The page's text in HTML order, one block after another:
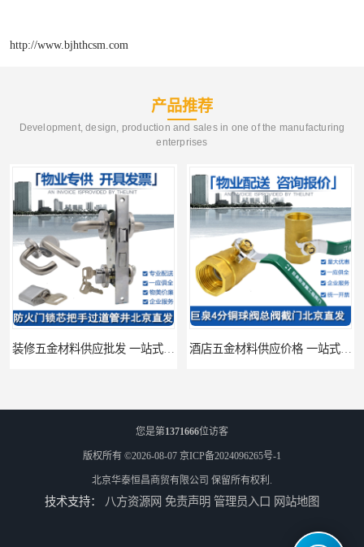
http://www.bjhthcsm.com
产品推荐
Development, design, production and sales in one of the manufacturing
enterprises
您是第1371666位访客
版权所有 ©2026-08-07 京ICP备2024096265号-1
北京华泰恒昌商贸有限公司 保留所有权利.
技术支持： 八方资源网 免责声明 管理员入口 网站地图